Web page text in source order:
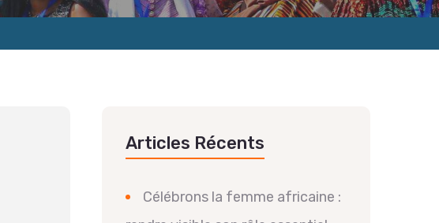
Articles Récents
Célébrons la femme africaine :